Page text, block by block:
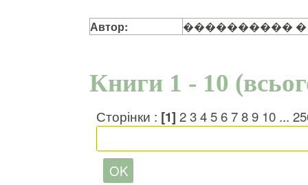
Автор: ���������� �
Книги 1 - 10
Сторінки : [1] 23456789 10 ...